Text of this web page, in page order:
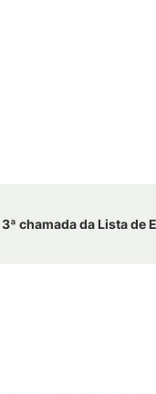
chamada da Lista de